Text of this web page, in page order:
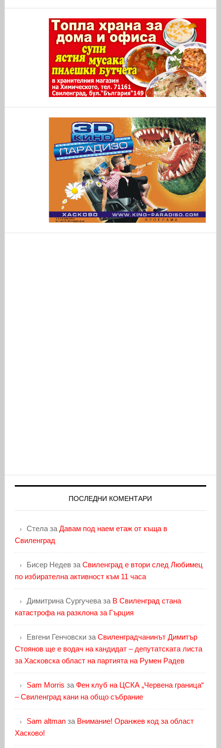
ПОСЛЕДНИ КОМЕНТАРИ
Стелаза Давам под наем етаж от къща в
Свиленград
Бисер Недевза Свиленград е втори след Любимец
по избирателна активност към 11 часа
Димитрина Сургучеваза В Свиленград стана
катастрофа на разклона за Гърция
Евгени Генчовскиза Свиленградчанинът Димитър
Стоянов ще е водач на кандидат – депутатската листа
за Хасковска област на партията на Румен Радев
Sam Morris за Фен клуб на ЦСКА „Червена граница“
– Свиленград кани на общо събрание
Sam altmanза Внимание! Оранжев код за област
Хасково!